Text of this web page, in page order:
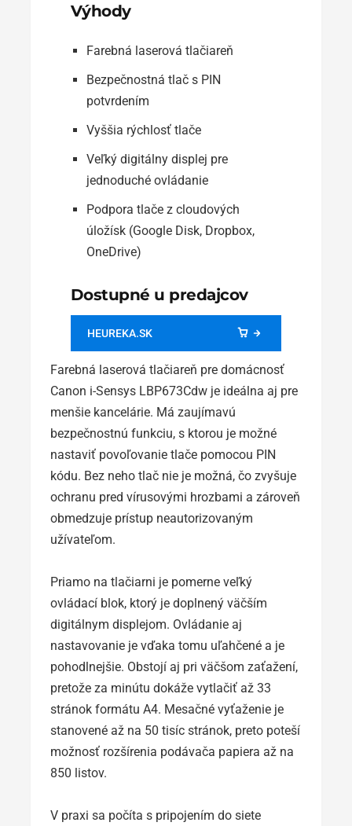
Výhody
Farebná laserová tlačiareň
Bezpečnostná tlač s PIN
potvrdením
Vyššia rýchlosť tlače
Veľký digitálny displej pre
jednoduché ovládanie
Podpora tlače z cloudových
úložísk (Google Disk, Dropbox,
OneDrive)
Dostupné u predajcov
HEUREKA.SK
Farebná laserová tlačiareň pre domácnosť
Canon i-Sensys LBP673Cdw je ideálna aj pre
menšie kancelárie. Má zaujímavú
bezpečnostnú funkciu, s ktorou je možné
nastaviť povoľovanie tlače pomocou PIN
kódu. Bez neho tlač nie je možná, čo zvyšuje
ochranu pred vírusovými hrozbami a zároveň
obmedzuje prístup neautorizovaným
užívateľom.
Priamo na tlačiarni je pomerne veľký
ovládací blok, ktorý je doplnený väčším
digitálnym displejom. Ovládanie aj
nastavovanie je vďaka tomu uľahčené a je
pohodlnejšie. Obstojí aj pri väčšom zaťažení,
pretože za minútu dokáže vytlačiť až 33
stránok formátu A4. Mesačné vyťaženie je
stanovené až na 50 tisíc stránok, preto poteší
možnosť rozšírenia podávača papiera až na
850 listov.
V praxi sa počíta s pripojením do siete